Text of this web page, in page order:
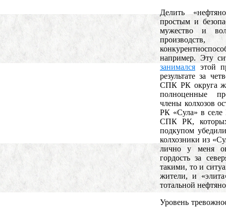
Делить
простым и
мужество и
например. Эту
занимался этой
результате за
СПК РК округа
полноценные
члены колхозов
РК «Сула» в селе
СПК РК,
подкупом
колхозники из
лично у меня
гордость за
такими, то и
жители, и
тотальной
Уровень